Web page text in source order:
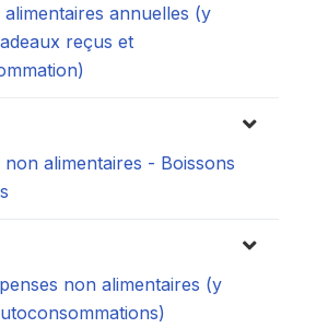
alimentaires annuelles (y
reçus et
non alimentaires - Boissons
non alimentaires (y